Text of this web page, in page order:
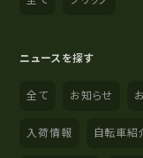
ニュースを探す
全て お知らせ
入荷情報 自転車紹